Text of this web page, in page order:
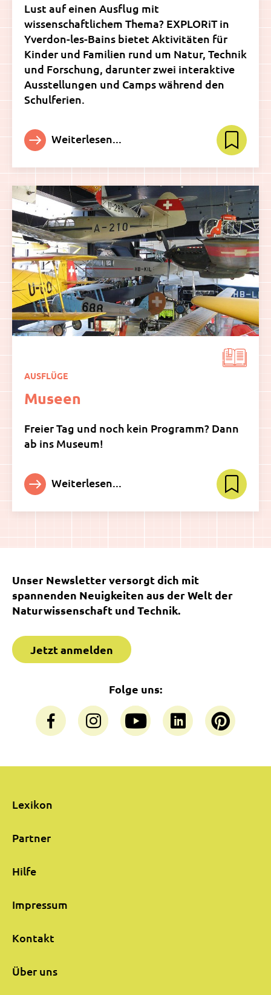
Lust auf einen Ausflug mit
wissenschaftlichem Thema? EXPLORiT in
Yverdon-les-Bains bietet Aktivitäten für
Kinder und Familien rund um Natur, Technik
und Forschung, darunter zwei interaktive
Ausstellungen und Camps während den
Schulferien.
Weiterlesen...
AUSFLÜGE
Museen
Freier Tag und noch kein Programm? Dann
ab ins Museum!
Weiterlesen...
Unser Newsletter versorgt dich mit
spannenden Neuigkeiten aus der Welt der
Naturwissenschaft und Technik.
Jetzt anmelden
Folge uns:
Lexikon
Partner
Hilfe
Impressum
Kontakt
Über uns